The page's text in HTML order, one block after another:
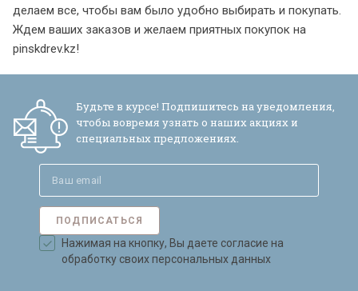
делаем все, чтобы вам было удобно выбирать и покупать.
Ждем ваших заказов и желаем приятных покупок на
pinskdrev.kz!
Будьте в курсе! Подпишитесь на уведомления,
чтобы вовремя узнать о наших акциях и
специальных предложениях.
ПОДПИСАТЬСЯ
Нажимая на кнопку, Вы даете согласие на
обработку своих персональных данных